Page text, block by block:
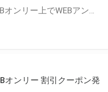
とらのあなWEBオンリー上でWEBアンソロジーが作成できる「記念コメント」について、その使い方や作成手順を解説します！ 支援タイプを「サークル参加型」「サークル参加型・マルシェ(イベント会場)機能付き」でお申し込みいただいている主催者様はぜひご活用ください♪ とらのあなWEBオンリーサイトはこちら
オンリー 割引クーポン発